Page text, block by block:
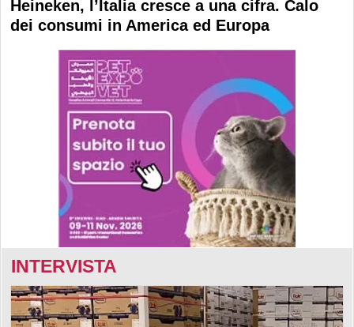
Heineken, l’Italia cresce a una cifra. Calo
dei consumi in America ed Europa
INTERVISTA